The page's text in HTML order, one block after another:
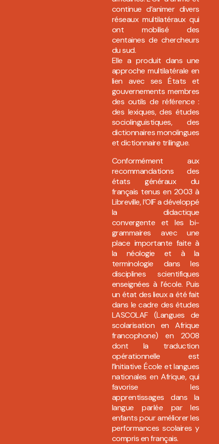
continue d’animer divers
réseaux multilatéraux qui
ont mobilisé des
centaines de chercheurs
du sud.
Elle a produit dans une
approche multilatérale en
lien avec ses États et
gouvernements membres
des outils de référence :
des lexiques, des études
sociolinguistiques, des
dictionnaires monolingues
et dictionnaire trilingue.
Conformément aux
recommandations des
états généraux du
français tenus en 2003 à
Libreville, l’OIF a développé
la didactique
convergente et les bi-
grammaires avec une
place importante faite à
la néologie et à la
terminologie dans les
disciplines scientifiques
enseignées à l’école. Puis
un état des lieux a été fait
dans le cadre des études
LASCOLAF (Langues de
scolarisation en Afrique
francophone) en 2008
dont la traduction
opérationnelle est
l’Initiative École et langues
nationales en Afrique, qui
favorise les
apprentissages dans la
langue parlée par les
enfants pour améliorer les
performances scolaires y
compris en français.